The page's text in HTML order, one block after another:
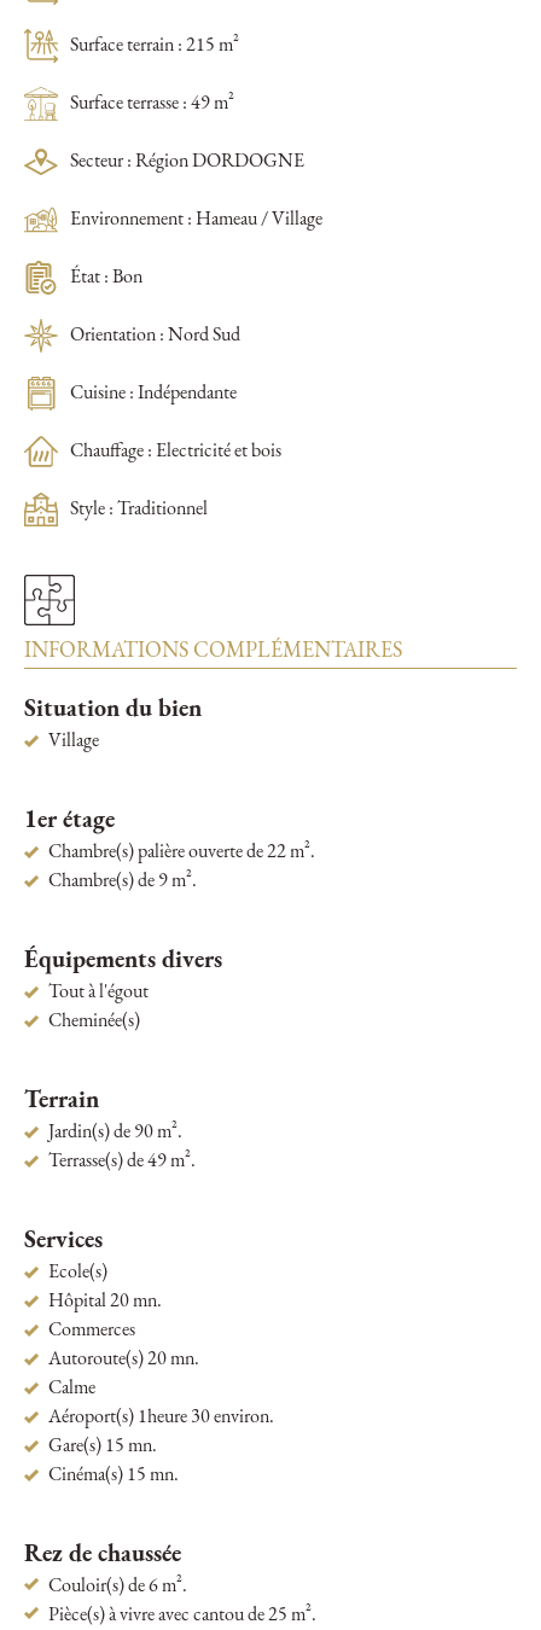
Surface terrain : 215 m²
Surface terrasse : 49 m²
Secteur : Région DORDOGNE
Environnement : Hameau / Village
État : Bon
Orientation : Nord Sud
Cuisine : Indépendante
Chauffage : Electricité et bois
Style : Traditionnel
INFORMATIONS COMPLÉMENTAIRES
Situation du bien
Village
1er étage
Chambre(s) palière ouverte de 22 m².
Chambre(s) de 9 m².
Équipements divers
Tout à l'égout
Cheminée(s)
Terrain
Jardin(s) de 90 m².
Terrasse(s) de 49 m².
Services
Ecole(s)
Hôpital 20 mn.
Commerces
Autoroute(s) 20 mn.
Calme
Aéroport(s) 1heure 30 environ.
Gare(s) 15 mn.
Cinéma(s) 15 mn.
Rez de chaussée
Couloir(s) de 6 m².
Pièce(s) à vivre avec cantou de 25 m².